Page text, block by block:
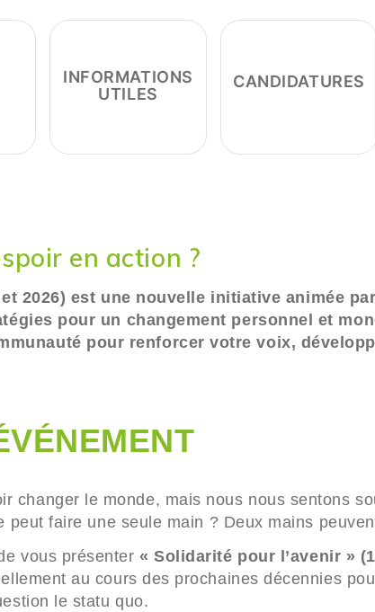
INFORMATIONS
UTILES
CANDIDATURES
en action ?
2026) est une nouvelle initiative animée
pour un changement personnel et
pour renforcer votre voix,
changer le monde, mais nous nous sentons
peut faire une seule main ? Deux mains
vous présenter « Solidarité pour l’avenir »
au cours des prochaines décennies
le statu quo.